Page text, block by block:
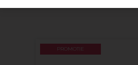
PROMOTIE